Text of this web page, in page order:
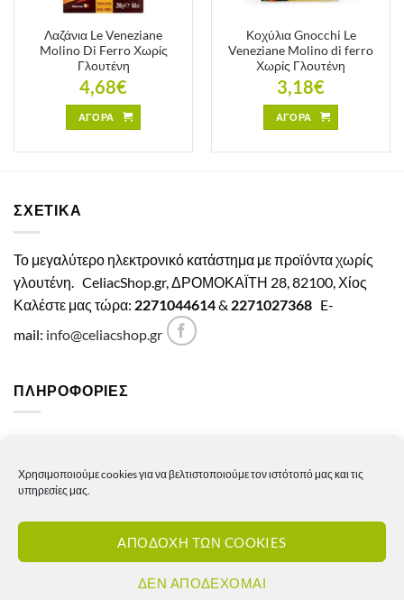
Χρησιμοποιούμε cookies για να βελτιστοποιούμε τον ιστότοπό μας και τις
υπηρεσίες μας.
ΑΠΟΔΟΧΗ ΤΩΝ COOKIES
ΔΕΝ ΑΠΟΔΕΧΟΜΑΙ
Λαζάνια Le Veneziane
Molino Di Ferro Χωρίς
Γλουτένη
4,68€
ΑΓΟΡΑ
Κοχύλια Gnocchi Le
Veneziane Molino di ferro
Χωρίς Γλουτένη
3,18€
ΑΓΟΡΑ
ΣΧΕΤΙΚΑ
Το μεγαλύτερο ηλεκτρονικό κατάστημα με προϊόντα χωρίς
γλουτένη. CeliacShop.gr, ΔΡΟΜΟΚΑΪΤΗ 28, 82100, Χίος
Καλέστε μας τώρα: 2271044614& 2271027368 E-
mail: info@celiacshop.gr
ΠΛΗΡΟΦΟΡΙΕΣ
Πολιτική Απορρήτου
Πολιτική επιστροφών – ακυρώσεων
Πολιτική αποστολών